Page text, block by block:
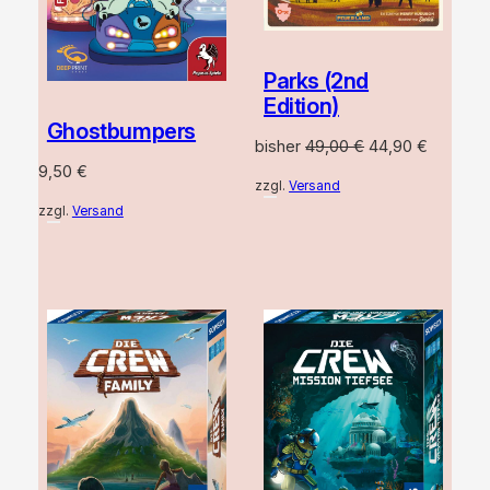
Ghostbumpers
9,50 €
zzgl. Versand
Parks (2nd
Edition)
bisher 49,00€ Ursprünglicher
44,90€
zzgl.Versand